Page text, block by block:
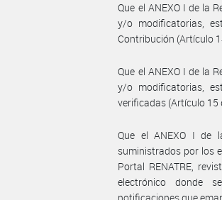
Que el ANEXO I de la
y/o modificatorias,
Contribución (Artículo
Que el ANEXO I de la
y/o modificatorias,
verificadas (Artículo 15
Que el ANEXO I de
suministrados por los
Portal RENATRE,
electrónico donde